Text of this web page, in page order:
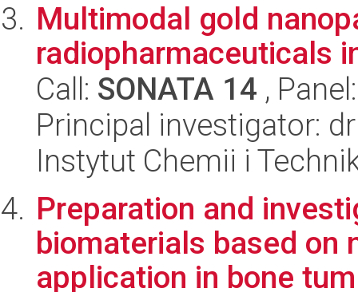
Multimodal gold
radiopharmaceuticals
Call: SONATA 14 ,
Principal investigator:
Instytut Chemii i
Preparation and
biomaterials based on
application in bone